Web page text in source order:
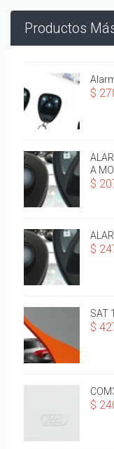
Productos
$
A
$
$
SAT
$
$